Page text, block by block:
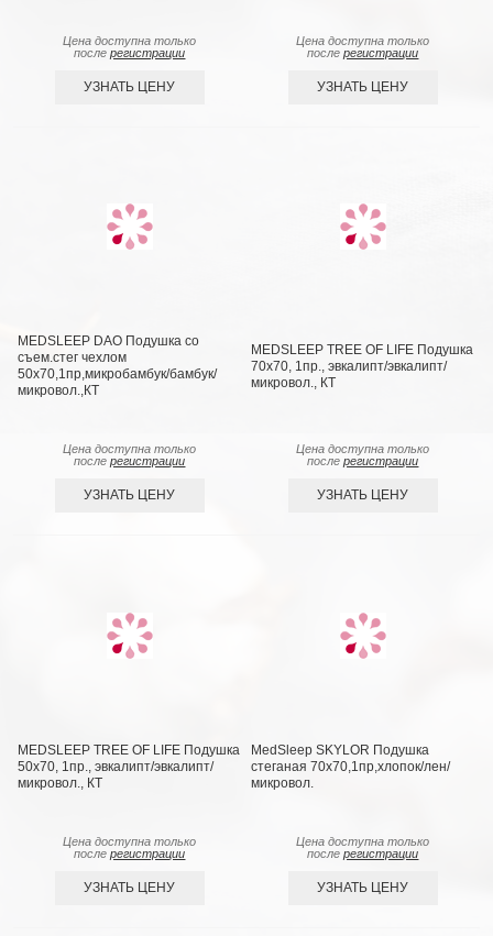
Цена доступна только
послерегистрации
УЗНАТЬ ЦЕНУ
Цена доступна только
послерегистрации
УЗНАТЬ ЦЕНУ
MEDSLEEP DAO Подушка со
съем.стег чехлом
50х70,1пр,микробамбук/бамбук/
микровол.,КТ
Цена доступна только
послерегистрации
УЗНАТЬ ЦЕНУ
MEDSLEEP TREE OF LIFE Подушка
70х70, 1пр., эвкалипт/эвкалипт/
микровол., КТ
Цена доступна только
послерегистрации
УЗНАТЬ ЦЕНУ
MEDSLEEP TREE OF LIFE Подушка
50х70, 1пр., эвкалипт/эвкалипт/
микровол., КТ
Цена доступна только
послерегистрации
УЗНАТЬ ЦЕНУ
MedSleep SKYLOR Подушка
стеганая 70х70,1пр,хлопок/лен/
микровол.
Цена доступна только
послерегистрации
УЗНАТЬ ЦЕНУ